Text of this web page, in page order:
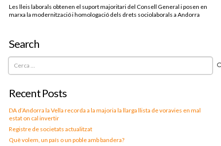
Les lleis laborals obtenen el suport majoritari del Consell General i posen en
marxa la modernització i homologació dels drets sociolaborals a Andorra
Search
Cerca:
Recent Posts
DA d’Andorra la Vella recorda a la majoria la llarga llista de voravies en mal
estat on cal invertir
Registre de societats actualitzat
Què volem, un país o un poble amb bandera?